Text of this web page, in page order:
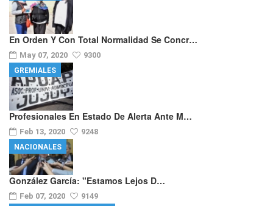
En Orden Y Con Total Normalidad Se Concr…
May 07, 2020 9300
Profesionales En Estado De Alerta Ante M…
Feb 13, 2020 9248
GREMIALES
González García: "Estamos Lejos D…
Feb 07, 2020 9149
NACIONALES